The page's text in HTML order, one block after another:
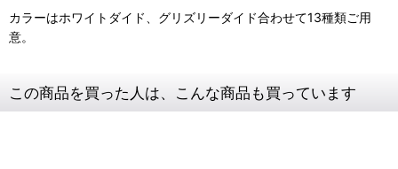
カラーはホワイトダイド、グリズリーダイド合わせて13種類ご用
意。
この商品を買った人は、こんな商品も買っています